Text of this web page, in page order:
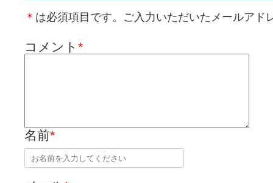
＊ は必須項目です。ご入力いただいたメールアド
コメント *
名前*